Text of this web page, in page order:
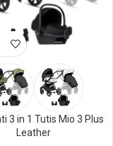
3 in 1 Tutis Mio 3 Plus
Leather